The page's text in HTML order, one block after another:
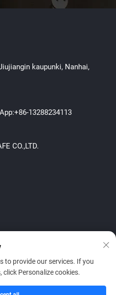
kaupunki, Nanhai,
+86-13288234113
CO.,LTD.
to provide our services. If you
Personalize cookies.